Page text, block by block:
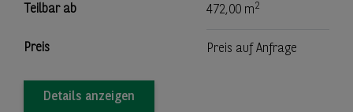
Teilbar ab 472,00 m2
Preis Preis auf Anfrage
Details anzeigen